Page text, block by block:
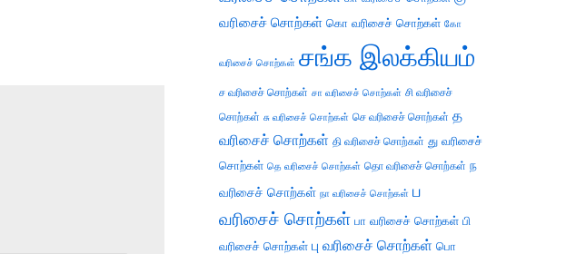
வரிசைச் சொற்கள் கொ வரிசைச் சொற்கள் கோ
வரிசைச் சொற்கள் சங்க இலக்கியம்
ச வரிசைச் சொற்கள் சா வரிசைச் சொற்கள் சி வரிசைச்
சொற்கள் சு வரிசைச் சொற்கள் செ வரிசைச் சொற்கள் த
வரிசைச் சொற்கள் தி வரிசைச் சொற்கள் து வரிசைச்
சொற்கள் தெ வரிசைச் சொற்கள் தொ வரிசைச் சொற்கள் ந
வரிசைச் சொற்கள் நா வரிசைச் சொற்கள் ப
வரிசைச் சொற்கள் பா வரிசைச் சொற்கள் பி
வரிசைச் சொற்கள் பு வரிசைச் சொற்கள் பொ